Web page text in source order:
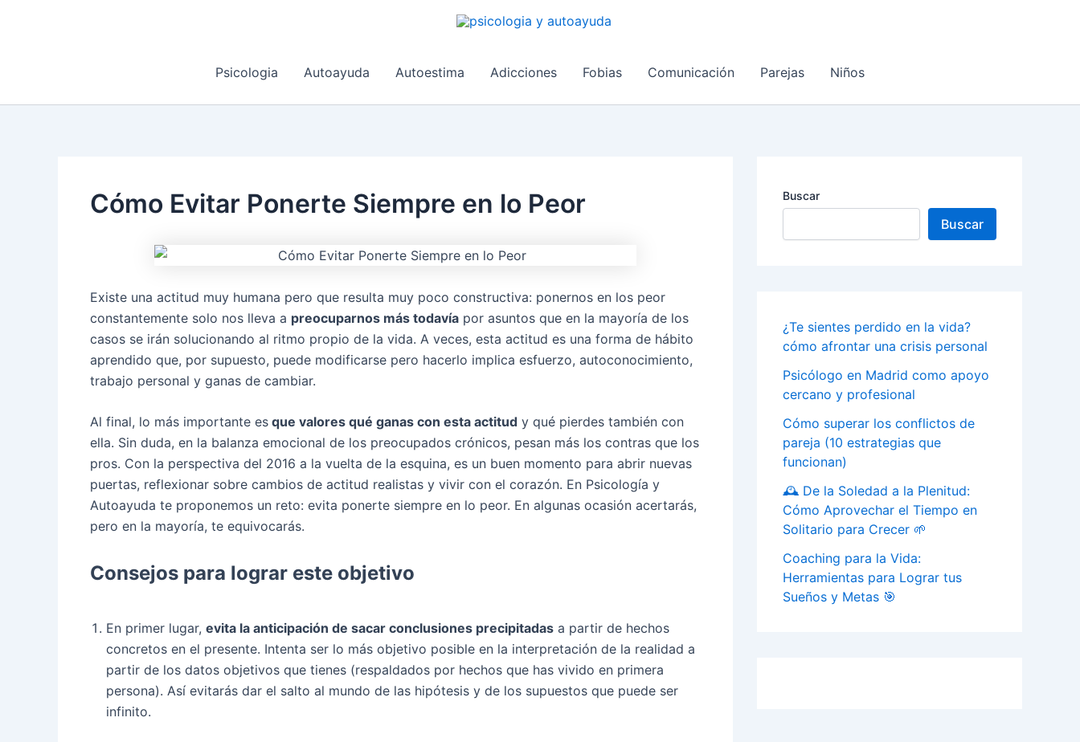
Psicologia
Autoayuda Autoestima Adicciones Fobias Comunicación Parejas Niños
Cómo Evitar Ponerte Siempre en lo Peor
Existe una actitud muy humana pero que resulta muy poco constructiva: ponernos en los peor
constantemente solo nos lleva a preocuparnos más todavía por asuntos que en la mayoría de los
casos se irán solucionando al ritmo propio de la vida. A veces, esta actitud es una forma de hábito
aprendido que, por supuesto, puede modificarse pero hacerlo implica esfuerzo, autoconocimiento,
trabajo personal y ganas de cambiar.
Al final, lo más importante es que valores qué ganas con esta actitud y qué pierdes también con
ella. Sin duda, en la balanza emocional de los preocupados crónicos, pesan más los contras que los
pros. Con la perspectiva del 2016 a la vuelta de la esquina, es un buen momento para abrir nuevas
puertas, reflexionar sobre cambios de actitud realistas y vivir con el corazón. En Psicología y
Autoayuda te proponemos un reto: evita ponerte siempre en lo peor. En algunas ocasión acertarás,
pero en la mayoría, te equivocarás.
Consejos para lograr este objetivo
En primer lugar, evita la anticipación de sacar conclusiones precipitadas a partir de hechos
concretos en el presente. Intenta ser lo más objetivo posible en la interpretación de la realidad a
partir de los datos objetivos que tienes (respaldados por hechos que has vivido en primera
persona). Así evitarás dar el salto al mundo de las hipótesis y de los supuestos que puede ser
infinito.
Buscar
Buscar
¿Te sientes perdido en la vida?
cómo afrontar una crisis personal
Psicólogo en Madrid como apoyo
cercano y profesional
Cómo superar los conflictos de
pareja (10 estrategias que
funcionan)
🕰️ De la Soledad a la Plenitud:
Cómo Aprovechar el Tiempo en
Solitario para Crecer 🌱
Coaching para la Vida:
Herramientas para Lograr tus
Sueños y Metas 🎯